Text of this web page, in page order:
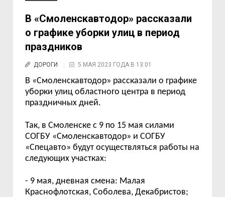
В «Смоленскавтодор» рассказали
о графике уборки улиц в период
праздников
ДОРОГИ 5 МАЯ 2023 ГОДА В 13:01
В «Смоленскавтодор» рассказали о графике
уборки улиц областного центра в период
праздничных дней.
Так, в Смоленске с 9 по 15 мая силами
СОГБУ «Смоленскавтодор» и СОГБУ
«Спецавто» будут осуществляться работы на
следующих участках:
- 9 мая, дневная смена: Малая
Краснофлотская, Соболева, Декабристов;